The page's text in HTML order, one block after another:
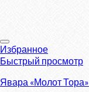
Избранное
Быстрый просмотр
Явара «Молот Тора»